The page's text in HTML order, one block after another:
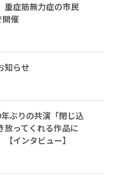
症筋無力症の市民
開催
知らせ
ぶりの共演「閉じ込
放ってくれる作品に
インタビュー】